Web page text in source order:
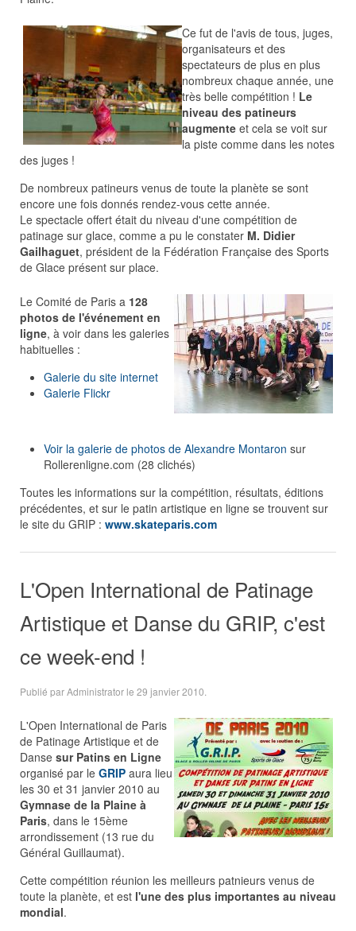
Ce fut de l'avis de tous, juges,
organisateurs et des
spectateurs de plus en plus
nombreux chaque année, une
très belle compétition ! Le
niveau des patineurs
augmente et cela se voit sur
la piste comme dans les notes
des juges !
De nombreux patineurs venus de toute la planète se sont
encore une fois donnés rendez-vous cette année.
Le spectacle offert était du niveau d'une compétition de
patinage sur glace, comme a pu le constater M. Didier
Gailhaguet, président de la Fédération Française des Sports
de Glace présent sur place.
Le Comité de Paris a 128
photos de l'événement en
ligne, à voir dans les galeries
habituelles :
Galerie du site internet
Galerie Flickr
Voir la galerie de photos de Alexandre Montaron sur
Rollerenligne.com (28 clichés)
Toutes les informations sur la compétition, résultats, éditions
précédentes, et sur le patin artistique en ligne se trouvent sur
le site du GRIP : www.skateparis.com
L'Open International de Patinage
Artistique et Danse du GRIP, c'est
ce week-end !
Publié par Administrator le 29 janvier 2010
L'Open International de Paris
de Patinage Artistique et de
Danse sur Patins en Ligne
organisé par le GRIP aura lieu
les 30 et 31 janvier 2010 au
Gymnase de la Plaine à
Paris, dans le 15ème
arrondissement (13 rue du
Général Guillaumat).
Cette compétition réunion les meilleurs patnieurs venus de
toute la planète, et est l'une des plus importantes au niveau
mondial.